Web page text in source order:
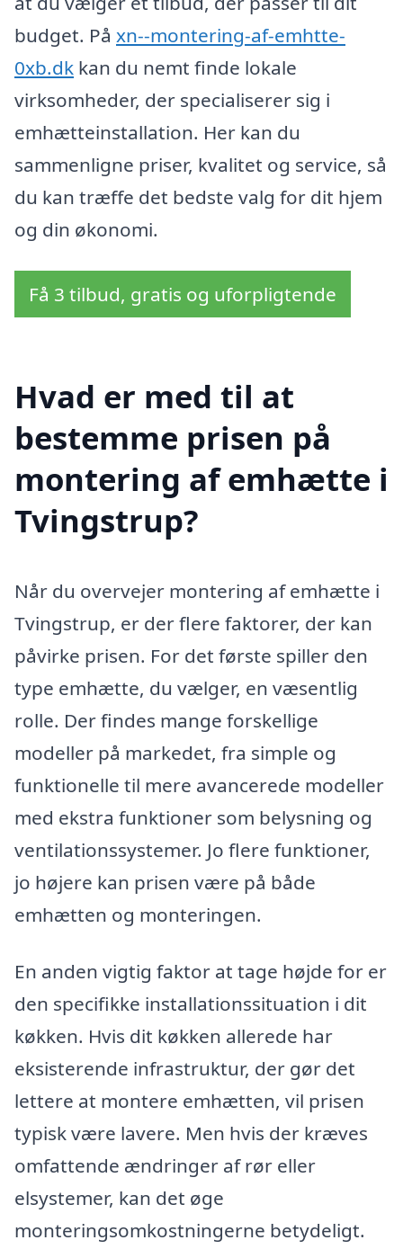
budget. På xn--montering-af-emhtte-
0xb.dk kan du nemt finde lokale
virksomheder, der specialiserer sig i
emhætteinstallation. Her kan du
sammenligne priser, kvalitet og service, så
du kan træffe det bedste valg for dit hjem
og din økonomi.
Få 3 tilbud, gratis og uforpligtende
Hvad er med til at
bestemme prisen på
montering af emhætte i
Tvingstrup?
Når du overvejer montering af emhætte i
Tvingstrup, er der flere faktorer, der kan
påvirke prisen. For det første spiller den
type emhætte, du vælger, en væsentlig
rolle. Der findes mange forskellige
modeller på markedet, fra simple og
funktionelle til mere avancerede modeller
med ekstra funktioner som belysning og
ventilationssystemer. Jo flere funktioner,
jo højere kan prisen være på både
emhætten og monteringen.
En anden vigtig faktor at tage højde for er
den specifikke installationssituation i dit
køkken. Hvis dit køkken allerede har
eksisterende infrastruktur, der gør det
lettere at montere emhætten, vil prisen
typisk være lavere. Men hvis der kræves
omfattende ændringer af rør eller
elsystemer, kan det øge
monteringsomkostningerne betydeligt.